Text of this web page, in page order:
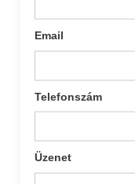
Email
Telefonszám
Üzenet